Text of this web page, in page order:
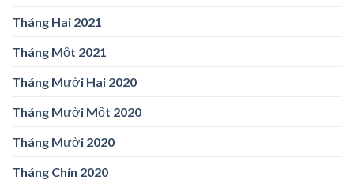
Tháng Hai 2021
Tháng Một 2021
Tháng Mười Hai 2020
Tháng Mười Một 2020
Tháng Mười 2020
Tháng Chín 2020